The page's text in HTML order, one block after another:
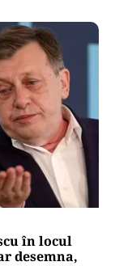
în locul
desemna,